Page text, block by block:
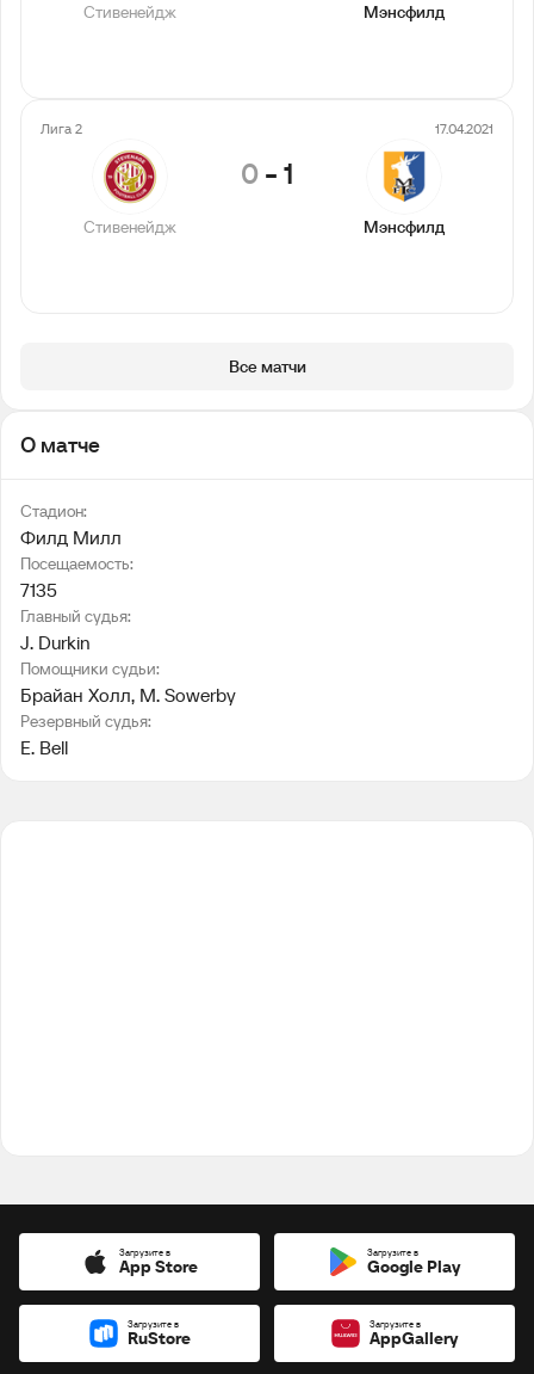
Стивенейдж Мэнсфилд
Лига 2 17.04.2021
Стивенейдж
0-1
Мэнсфилд
Все матчи
О матче
Стадион:
Филд Милл
Посещаемость:
7135
Главный судья:
J. Durkin
Помощники судьи:
Брайан Холл, M. Sowerby
Резервный судья:
E. Bell
Загрузите в
App Store
Загрузите в
Google Play
Загрузите в
RuStore
Загрузите в
AppGallery